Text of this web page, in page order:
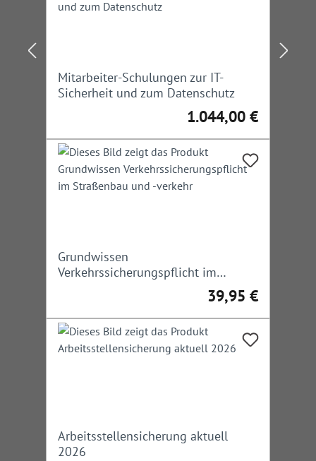
Mitarbeiter-Schulungen zur IT-
Sicherheit und zum Datenschutz
Regulärer Preis:
1.044,00 €
Grundwissen
Verkehrssicherungspflicht im
Regulärer Preis:
39,95 €
Arbeitsstellensicherung aktuell
2026